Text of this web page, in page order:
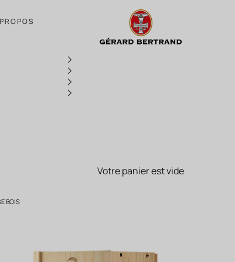
Cigalus Blanc 2022 Magnum
Votre panier est vide
BOIS